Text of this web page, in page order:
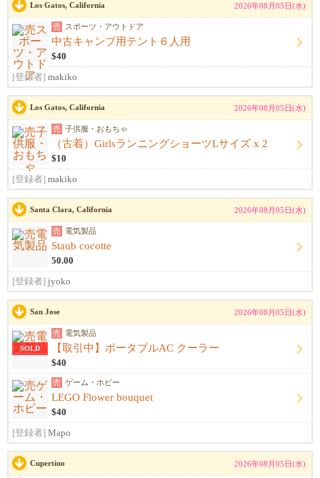
Los Gatos, California 2026年08月05日(水)
売 スポーツ・アウトドア
中古キャンプ用テント６人用
$40
[登録者] makiko
Los Gatos, California 2026年08月05日(水)
売 子供服・おもちゃ
（古着）GirlsランニングショーツLサイズ x 2
$10
[登録者] makiko
Santa Clara, California 2026年08月05日(水)
売 電気製品
Staub cocotte
50.00
[登録者] jyoko
San Jose 2026年08月05日(水)
SOLD
売 電気製品
【取引中】ポータブルAC クーラー
$40
売 ゲーム・ホビー
LEGO Flower bouquet
$40
[登録者] Mapo
Cupertino 2026年08月05日(水)